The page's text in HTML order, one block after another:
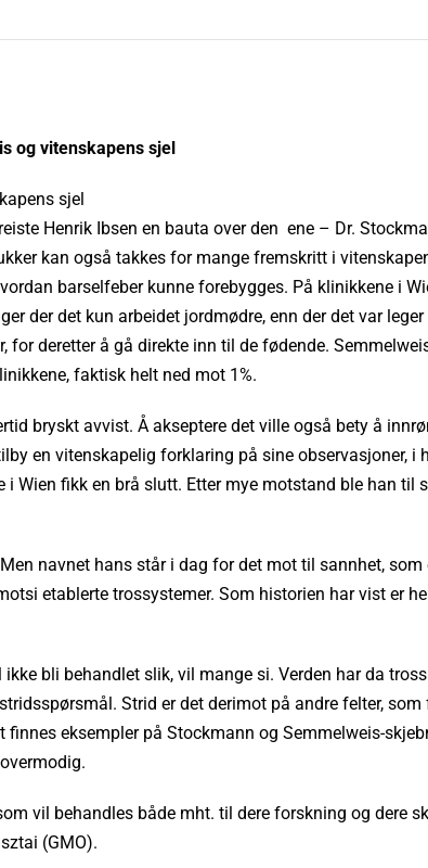
og vitenskapens sjel
sjel
Henrik Ibsen en bauta over den ene – Dr.
kan også takkes for mange fremskritt i
barselfeber kunne forebygges. På klinikkene i
der det kun arbeidet jordmødre, enn der det var
for deretter å gå direkte inn til de fødende.
faktisk helt ned mot 1%.
bryskt avvist. Å akseptere det ville også bety å
en vitenskapelig forklaring på sine
i Wien fikk en brå slutt. Etter mye motstand ble han
navnet hans står i dag for det mot til sannhet,
etablerte trossystemer. Som historien har vist er
bli behandlet slik, vil mange si. Verden har da
Strid er det derimot på andre felter,
finnes eksempler på Stockmann og Semmelweis-
vil behandles både mht. til dere forskning og dere
(GMO).